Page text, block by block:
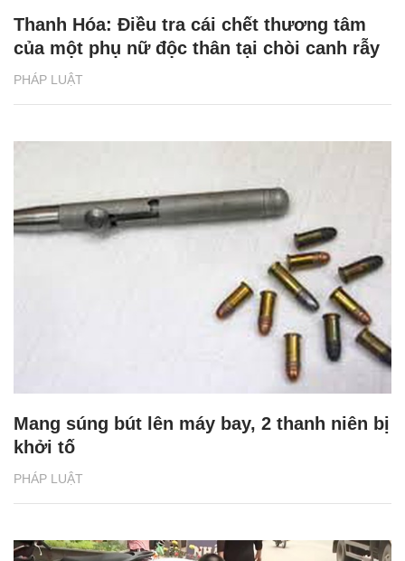
PHÁP LUẬT
Thanh Hóa: Điều tra cái chết thương tâm
của một phụ nữ độc thân tại chòi canh rẫy
PHÁP LUẬT
Mang súng bút lên máy bay, 2 thanh niên bị
khởi tố